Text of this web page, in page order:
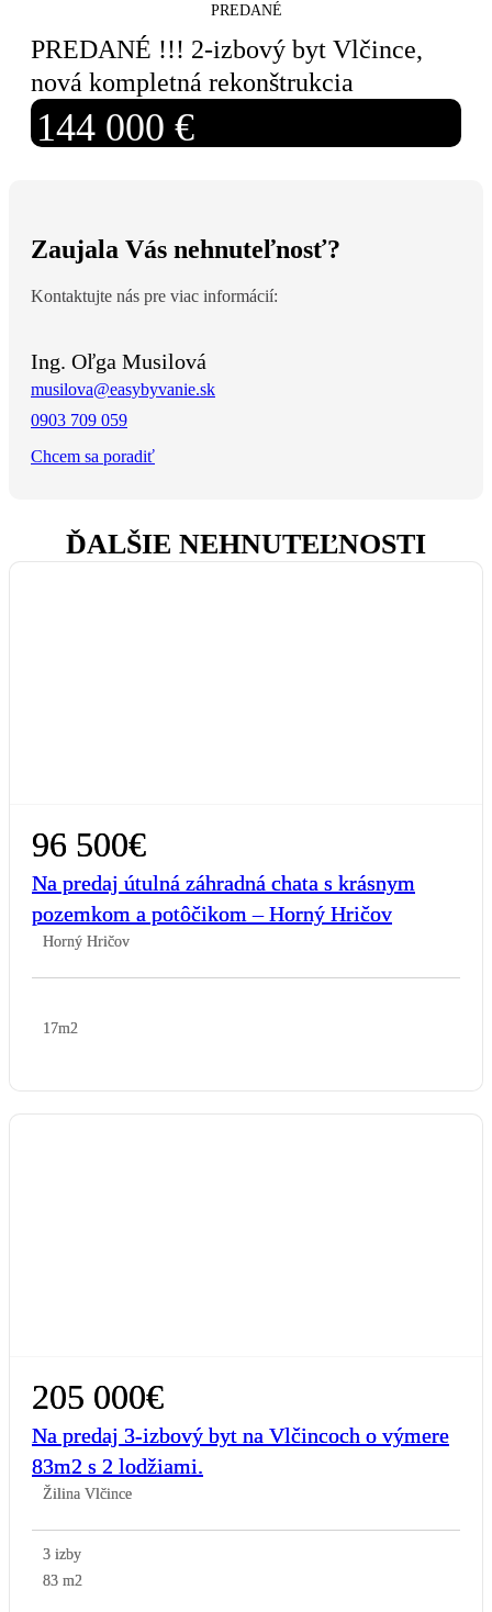
PREDANÉ
PREDANÉ !!! 2-izbový byt Vlčince,
nová kompletná rekonštrukcia
144 000 €
Zaujala Vás nehnuteľnosť?
Kontaktujte nás pre viac informácií:
Ing. Oľga Musilová
musilova@easybyvanie.sk
0903 709 059
Chcem sa poradiť
ĎALŠIE NEHNUTEĽNOSTI
96 500€
Na predaj útulná záhradná chata s krásnym
pozemkom a potôčikom – Horný Hričov
Horný Hričov
17m2
205 000€
Na predaj 3-izbový byt na Vlčincoch o výmere
83m2 s 2 lodžiami.
Žilina Vlčince
3 izby
83 m2